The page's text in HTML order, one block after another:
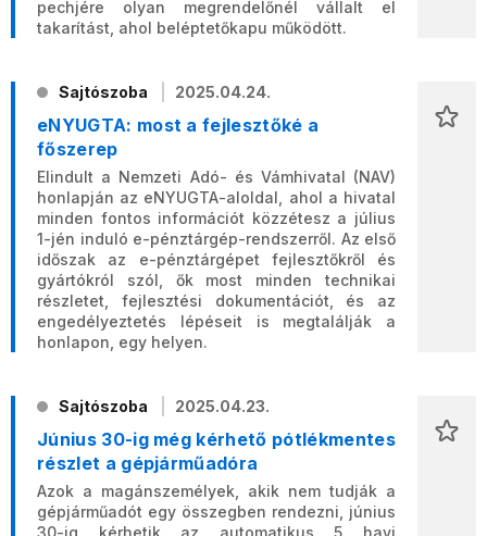
pechjére olyan megrendelőnél vállalt el
takarítást, ahol beléptetőkapu működött.
Sajtószoba 2025.04.24.
eNYUGTA: most a fejlesztőké a
főszerep
Elindult a Nemzeti Adó- és Vámhivatal (NAV)
honlapján az eNYUGTA-aloldal, ahol a hivatal
minden fontos információt közzétesz a július
1-jén induló e-pénztárgép-rendszerről. Az első
időszak az e-pénztárgépet fejlesztőkről és
gyártókról szól, ők most minden technikai
részletet, fejlesztési dokumentációt, és az
engedélyeztetés lépéseit is megtalálják a
honlapon, egy helyen.
Sajtószoba 2025.04.23.
Június 30-ig még kérhető pótlékmentes
részlet a gépjárműadóra
Azok a magánszemélyek, akik nem tudják a
gépjárműadót egy összegben rendezni, június
30-ig kérhetik az automatikus 5 havi